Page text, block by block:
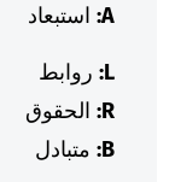
A: استبعاد
L: روابط
R: الحقوق
B: متبادل